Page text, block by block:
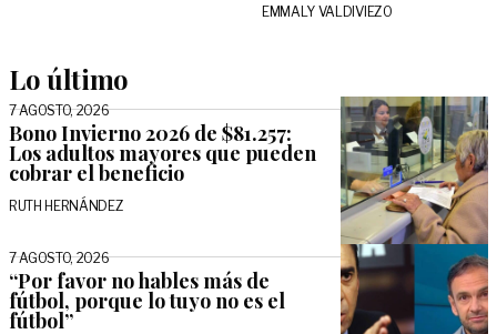
EMMALY VALDIVIEZO
Lo último
7 AGOSTO, 2026
Bono Invierno 2026 de $81.257:
Los adultos mayores que pueden
cobrar el beneficio
RUTH HERNÁNDEZ
7 AGOSTO, 2026
“Por favor no hables más de
fútbol, porque lo tuyo no es el
fútbol”